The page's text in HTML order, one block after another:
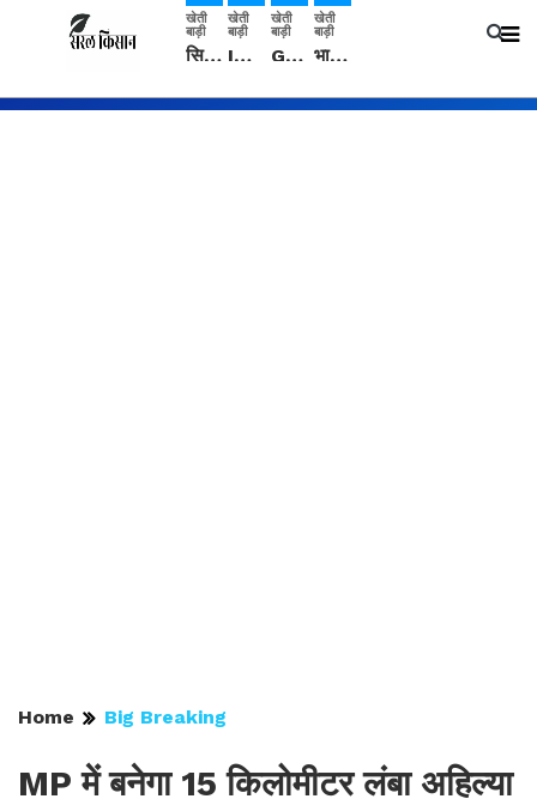
खेती
बाड़ी
सिरसा: कृषि विज्ञान केंद्र की बैठक में फसल बीमा विधि कारण व कृषि उद्यमिता बढ़ावा देने पर चर्चा
खेती
बाड़ी
IMD: राजस्थान में प्री-मानसून की सामान्य से 74% अधिक बारिश, दस्तक में देरी और मानसून कमजोर रहेगा
खेती
बाड़ी
Guar Ka Rate: ग्वार के भाव में हल्की बढ़ोतरी, बढ़ सकता है बुवाई का रकबा
खेती
बाड़ी
भारत में 29 मई से शुरु होगी प्री-मानसून बारिश, ECMWF विदेशी मौसम एजेंसी का पूर्वानुमान
Home Big Breaking
MP में बनेगा 15 किलोमीटर लंबा अहिल्या